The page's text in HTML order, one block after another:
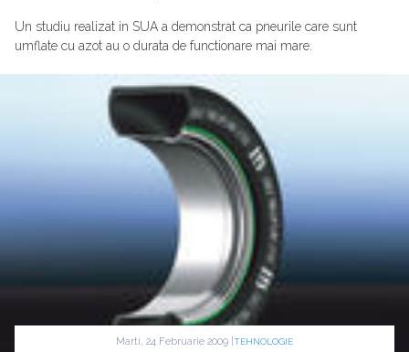
Un studiu realizat in SUA a demonstrat ca pneurile care sunt
umflate cu azot au o durata de functionare mai mare.
Marti, 24 Februarie 2009 | TEHNOLOGIE